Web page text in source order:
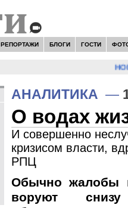
РЕПОРТАЖИ БЛОГИ ГОСТИ
АНАЛИТИКА —
О водах
И совершенно
кризисом власти,
РПЦ
Обычно жалобы
воруют